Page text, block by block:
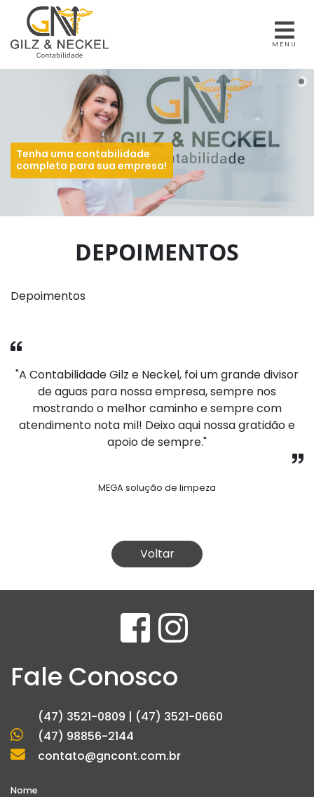
MENU
Tenha uma contabilidade
completa para sua empresa!
DEPOIMENTOS
Depoimentos
foi um grande divisor
sempre nos
e sempre com
aqui nossa gratidão e
"Desde o inicio de nossa
vem nos apoiando e
crescimento, com um
humanizado, e com muita
Obrigada Gilz e Neckel
LAT E MIA - Delivery
Voltar
Fale Conosco
(47) 3521-0809 | (47) 3521-0660
(47) 98856-2144
contato@gncont.com.br
Nome